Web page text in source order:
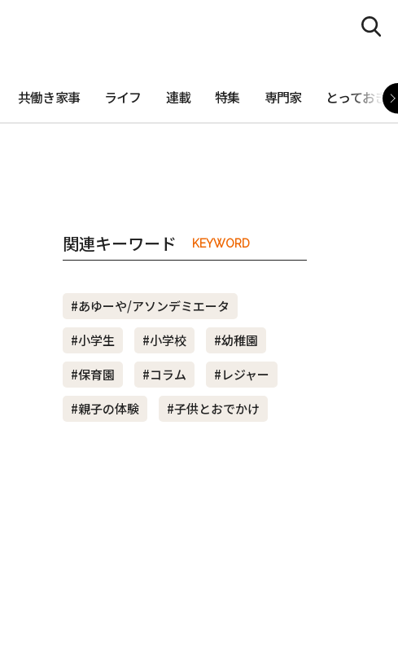
#共働き夫婦 #産休 #育休
共働き家事 ライフ 連載 特集 専門家 とっておき
関連キーワード KEYWORD
#あゆーや/アソンデミエータ
#小学生
#小学校
#幼稚園
#保育園
#コラム
#レジャー
#親子の体験
#子供とおでかけ